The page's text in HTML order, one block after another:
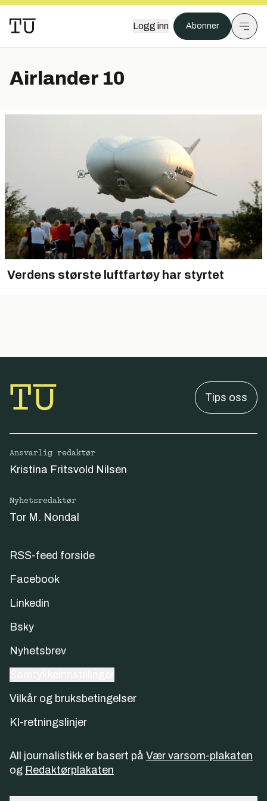
Logg inn Abonner
Airlander 10
Verdens største luftfartøy har styrtet
Tips oss
Ansvarlig redaktør
Kristina Fritsvold Nilsen
Nyhetsredaktør
Tor M. Nondal
RSS-feed forside
Facebook
Linkedin
Bsky
Nyhetsbrev
Vilkår og bruksbetingelser
KI-retningslinjer
All journalistikk er basert på Vær varsom-plakaten
og Redaktørplakaten